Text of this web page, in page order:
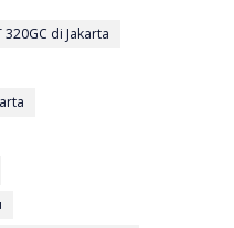
di Jakarta